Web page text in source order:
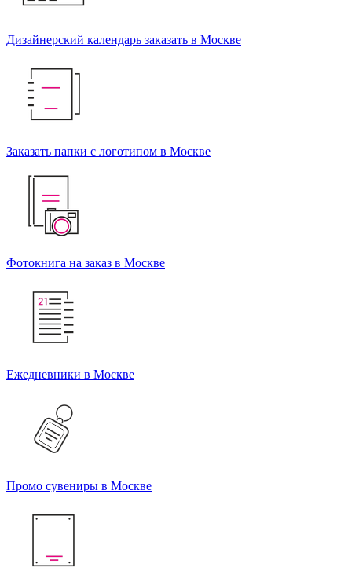
Дизайнерский календарь заказать в Москве
Заказать папки с логотипом в Москве
Фотокнига на заказ в Москве
Ежедневники в Москве
Промо сувениры в Москве